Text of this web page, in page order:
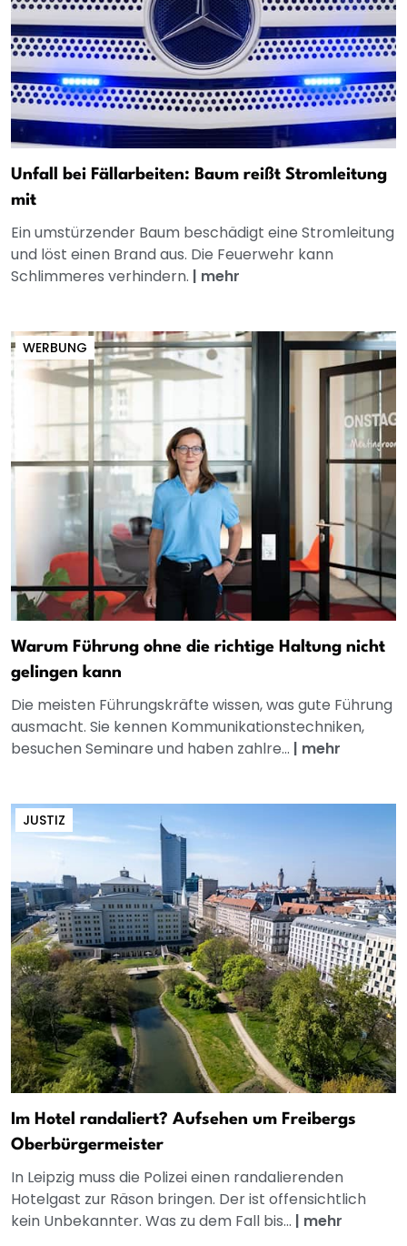
Unfall bei Fällarbeiten: Baum reißt Stromleitung
mit
Ein umstürzender Baum beschädigt eine Stromleitung
und löst einen Brand aus. Die Feuerwehr kann
Schlimmeres verhindern. | mehr
WERBUNG
Warum Führung ohne die richtige Haltung nicht
gelingen kann
Die meisten Führungskräfte wissen, was gute Führung
ausmacht. Sie kennen Kommunikationstechniken,
besuchen Seminare und haben zahlre... | mehr
JUSTIZ
Im Hotel randaliert? Aufsehen um Freibergs
Oberbürgermeister
In Leipzig muss die Polizei einen randalierenden
Hotelgast zur Räson bringen. Der ist offensichtlich
kein Unbekannter. Was zu dem Fall bis... | mehr